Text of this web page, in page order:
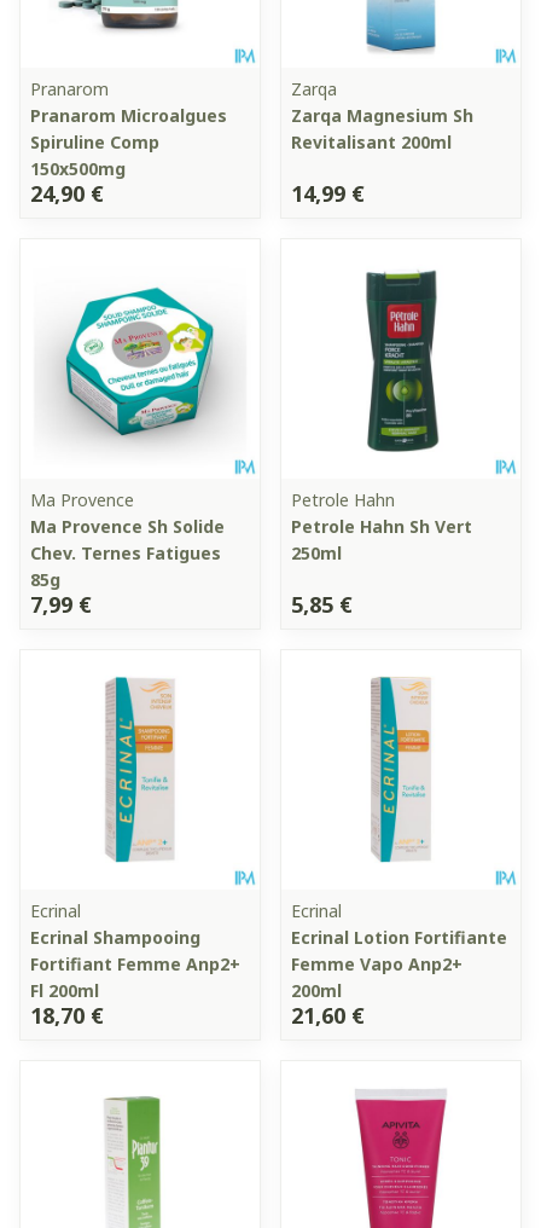
Pranarom
Pranarom Microalgues
Spiruline Comp
150x500mg
24,90 €
Zarqa
Zarqa Magnesium Sh
Revitalisant 200ml
14,99 €
Ma Provence
Ma Provence Sh Solide
Chev. Ternes Fatigues
85g
7,99 €
Petrole Hahn
Petrole Hahn Sh Vert
250ml
5,85 €
Ecrinal
Ecrinal Shampooing
Fortifiant Femme Anp2+
Fl 200ml
18,70 €
Ecrinal
Ecrinal Lotion Fortifiante
Femme Vapo Anp2+
200ml
21,60 €